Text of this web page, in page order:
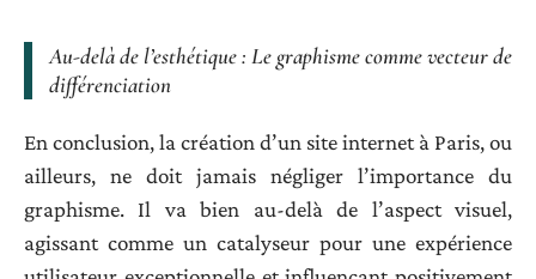
Au-delà de l’esthétique : Le graphisme comme vecteur de
différenciation
En conclusion, la création d’un site internet à Paris, ou
ailleurs, ne doit jamais négliger l’importance du
graphisme. Il va bien au-delà de l’aspect visuel,
agissant comme un catalyseur pour une expérience